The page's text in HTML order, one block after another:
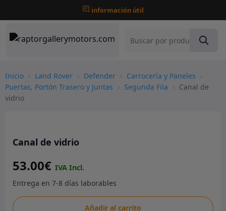
información útil
Inicio › Land Rover › Defender › Carrocería y Paneles ›
Puertas, Portón Trasero y Juntas › Segunda Fila › Canal de
vidrio
Canal de vidrio
53.00€
Canal
Añadir al carrito